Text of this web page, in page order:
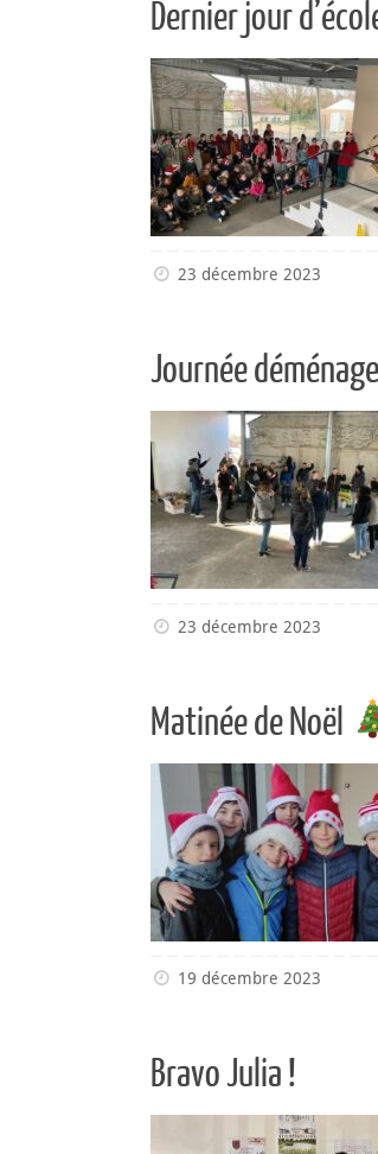
Dernier jour
23 décembre 2023
Journée
23 décembre 2023
Matinée de Noël
19 décembre 2023
Bravo Julia !